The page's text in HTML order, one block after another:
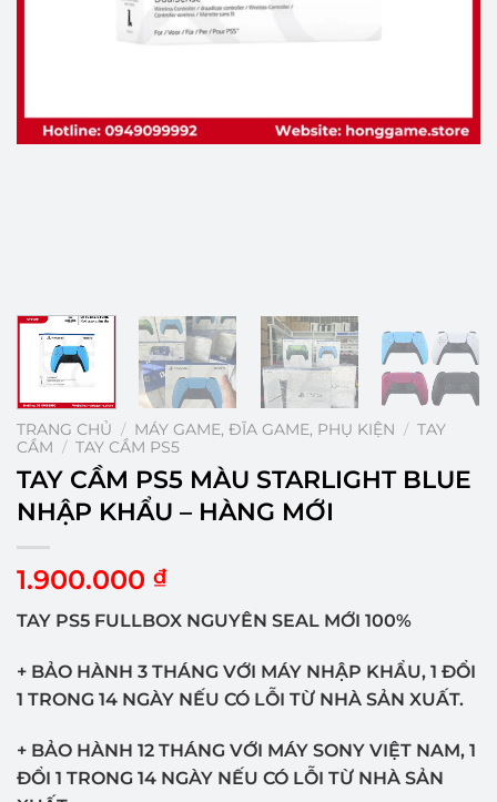
TRANG CHỦ / MÁY GAME, ĐĨA GAME, PHỤ KIỆN / TAY
CẦM / TAY CẦM PS5
TAY CẦM PS5 MÀU STARLIGHT BLUE
NHẬP KHẨU – HÀNG MỚI
1.900.000 ₫
TAY PS5 FULLBOX NGUYÊN SEAL MỚI 100%
+ BẢO HÀNH 3 THÁNG VỚI MÁY NHẬP KHẨU, 1 ĐỔI
1 TRONG 14 NGÀY NẾU CÓ LỖI TỪ NHÀ SẢN XUẤT.
+ BẢO HÀNH 12 THÁNG VỚI MÁY SONY VIỆT NAM, 1
ĐỔI 1 TRONG 14 NGÀY NẾU CÓ LỖI TỪ NHÀ SẢN